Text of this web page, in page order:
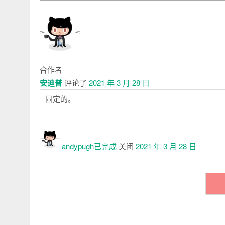
合作者
安迪普评论了 2021 年 3 月 28 日
固定的。
andypugh已完成 关闭 2021 年 3 月 28 日